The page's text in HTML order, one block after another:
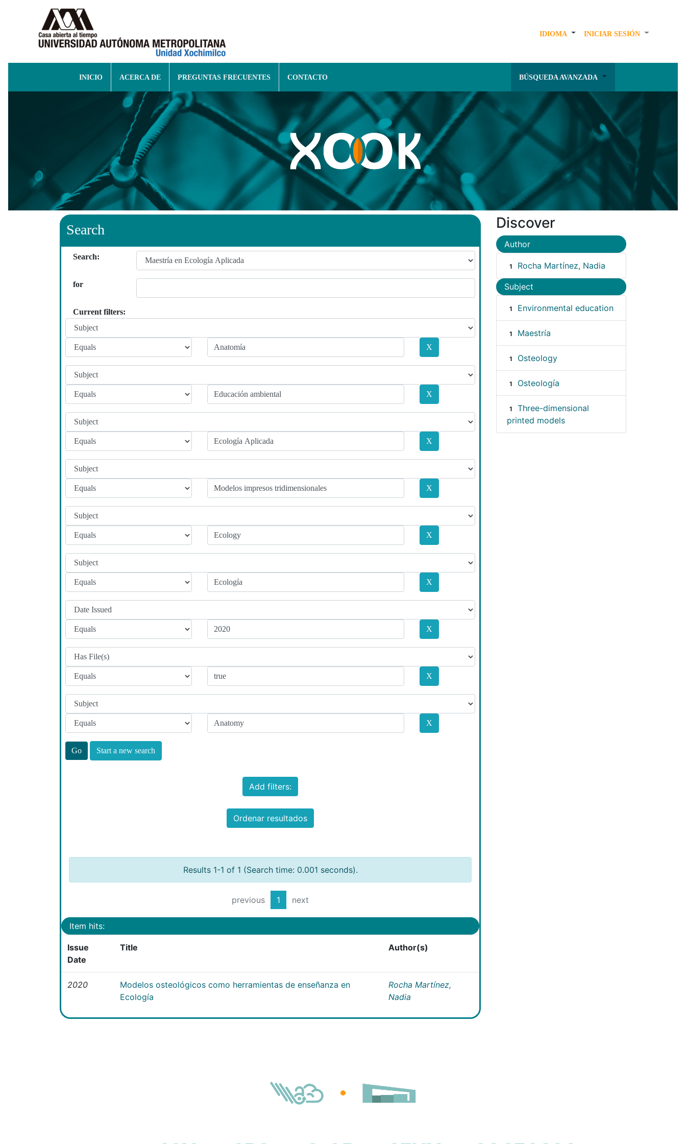
IDIOMA INICIAR SESIÓN
INICIO ACERCA DE PREGUNTAS FRECUENTES CONTACTO BÚSQUEDA AVANZADA
Search
Search:
for
Current filters:
Start a new search
Add filters:
Ordenar resultados
Results 1-1 of 1 (Search time: 0.001 seconds).
previous 1 next
Item hits:
Issue
Date
Title Author(s)
2020
Modelos osteológicos como herramientas de enseñanza en
Ecología
Rocha Martínez,
Nadia
Discover
Author
1 Rocha Martínez, Nadia
Subject
1 Environmental education
1 Maestría
1 Osteology
1 Osteología
1
Three-dimensional
printed models